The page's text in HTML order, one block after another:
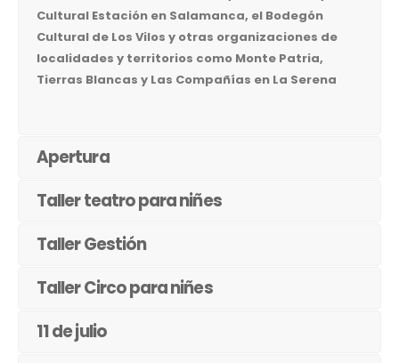
Cultural Estación en Salamanca, el Bodegón
Cultural de Los Vilos y otras organizaciones de
localidades y territorios como Monte Patria,
Tierras Blancas y Las Compañías en La Serena
Apertura
Taller teatro para niñes
Taller Gestión
Taller Circo para niñes
11 de julio